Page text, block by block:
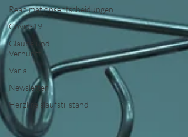
Reanimationsentscheidungen
Covid-19
Glaube und
Vernunft
Varia
Newsletter
Herzkreislaufstillstand